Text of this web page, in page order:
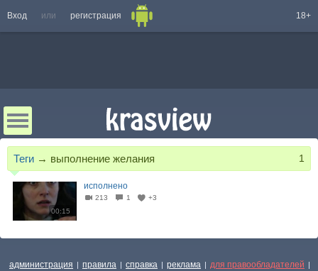
Вход или регистрация 18+
Теги → выполнение желания 1
00:15
исполнено
213 1 +3
администрация | правила | справка | реклама | для правообладателей |